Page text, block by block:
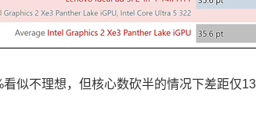
似不理想，但核心数砍半的情况下差距仅